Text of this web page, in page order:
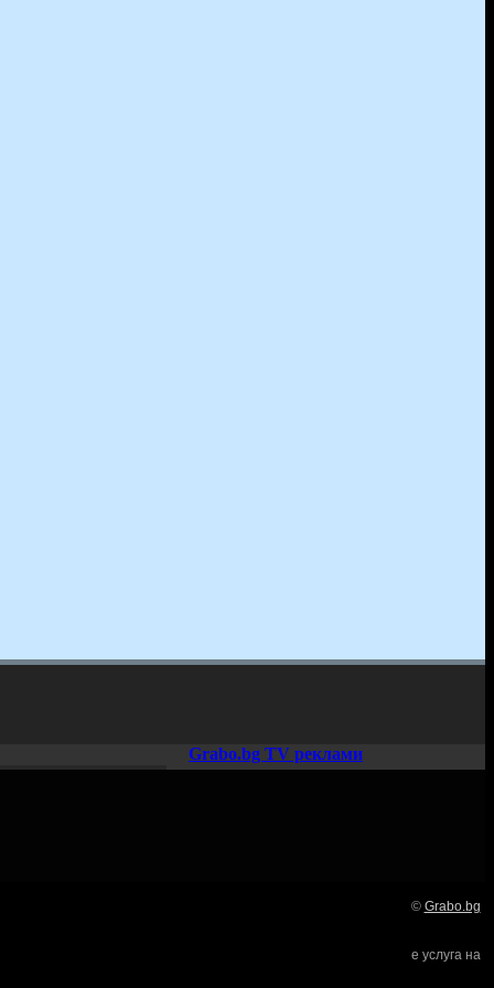
Grabo.bg TV реклами
© Grabo.bg
е услуга на